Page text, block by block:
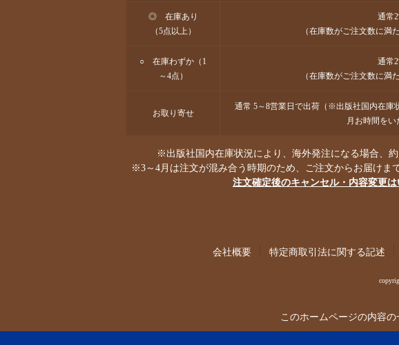
◎ 在庫あり
（5点以上）
通常
（在庫数がご注文数に満
○ 在庫わずか（1
～4点）
通常
（在庫数がご注文数に満
お取り寄せ
通常 5～8営業日で出荷（※出版社国内在庫
月お時間をい
※出版社国内在庫状況により、海外発注になる場合、約
※3～4月は注文が混み合う時期のため、ご注文からお届けま
注文確定後のキャンセル・内容変更は
会社概要 特定商取引法に関する記述
このホームページの内容